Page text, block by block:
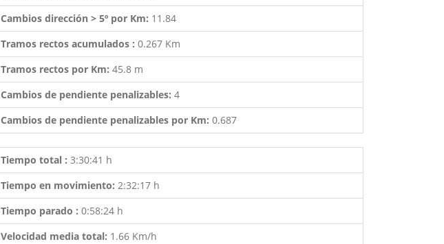
Cambios dirección > 5º por Km: 11.84
Tramos rectos acumulados : 0.267 Km
Tramos rectos por Km: 45.8 m
Cambios de pendiente penalizables: 4
Cambios de pendiente penalizables por Km: 0.687
Tiempo total : 3:30:41 h
Tiempo en movimiento: 2:32:17 h
Tiempo parado : 0:58:24 h
Velocidad media total: 1.66 Km/h